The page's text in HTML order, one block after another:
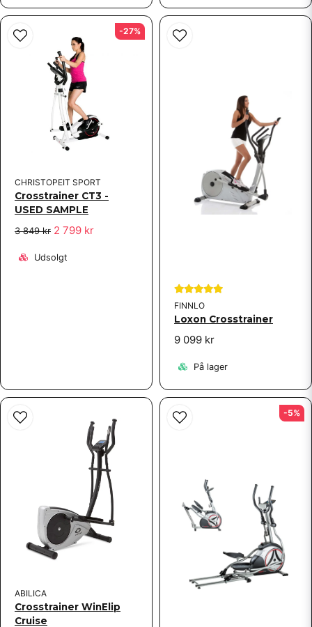
Bratoi spurgtfor 1 år siden
Det är för spänt fast justeringen är på steg "1" kan man
göra någonting att spänt av?tack
Shoppen svarede
Om det inte är någon direkt skillnad mellan läge 1 och 8 så
är det sannolikt vajern i nedre delen av främre röret fel
kopplat vid er montering. Kontrollera kopplingen, sänd
gärna bild till oss hur det är kopplat så kan vi bedöma om
det är rätt eller fel.
CHRISTOPEIT SPORT
Crosstrainer CT3 -
USED SAMPLE
3 849 kr 2 799 kr
Udsolgt
-27%
FINNLO
Loxon Crosstrainer
9 099 kr
På lager
ABILICA
Crosstrainer WinElip
Cruise
-5%